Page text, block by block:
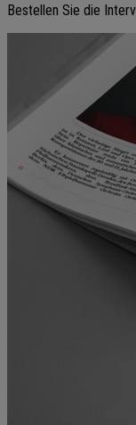
Bestellen Sie die